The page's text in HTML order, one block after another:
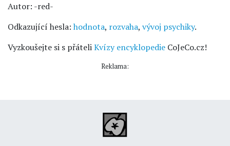
Autor: -red-
Odkazující hesla: hodnota, rozvaha, vývoj psychiky.
Vyzkoušejte si s přáteliKvízy encyklopedie CoJeCo.cz!
Reklama: